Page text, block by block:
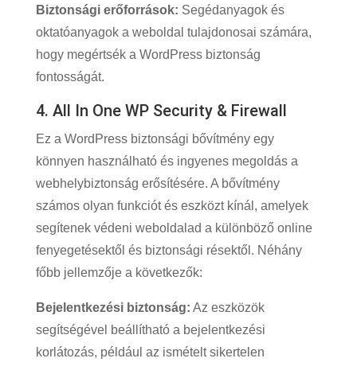
Biztonsági erőforrások: Segédanyagok és
oktatóanyagok a weboldal tulajdonosai számára,
hogy megértsék a WordPress biztonság
fontosságát.
4. All In One WP Security & Firewall
Ez a WordPress biztonsági bővítmény egy
könnyen használható és ingyenes megoldás a
webhelybiztonság erősítésére. A bővítmény
számos olyan funkciót és eszközt kínál, amelyek
segítenek védeni weboldalad a különböző online
fenyegetésektől és biztonsági résektől. Néhány
főbb jellemzője a következők:
Bejelentkezési biztonság: Az eszközök
segítségével beállítható a bejelentkezési
korlátozás, például az ismételt sikertelen